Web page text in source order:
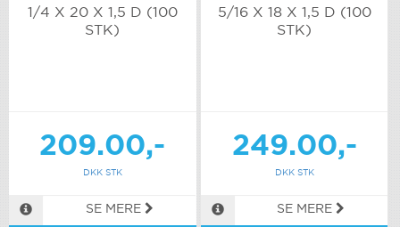
1/4 X 20 X 1,5 D (100
STK)
209.00,-
DKK STK
SE MERE
5/16 X 18 X 1,5 D (100
STK)
249.00,-
DKK STK
SE MERE